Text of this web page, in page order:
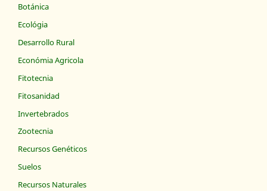
Botánica
Ecológia
Desarrollo Rural
Económia Agricola
Fitotecnia
Fitosanidad
Invertebrados
Zootecnia
Recursos Genéticos
Suelos
Recursos Naturales